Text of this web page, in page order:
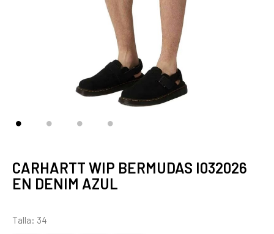
CARHARTT WIP BERMUDAS I032026
EN DENIM AZUL
Talla: 34